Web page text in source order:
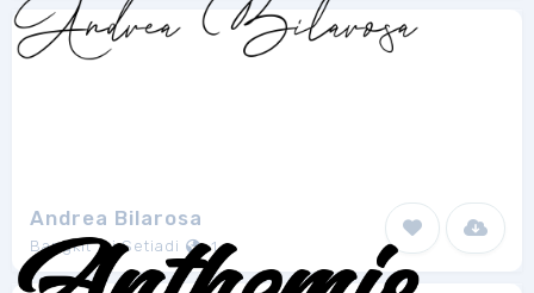
Andrea Bilarosa
Bangkit Tri Setiadi 1